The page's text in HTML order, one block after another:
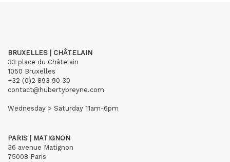
BRUXELLES | CHÂTELAIN
33 place du Châtelain
1050 Bruxelles
+32 (0)2 893 90 30
contact@hubertybreyne.com
Wednesday > Saturday 11am-6pm
PARIS | MATIGNON
36 avenue Matignon
75008 Paris